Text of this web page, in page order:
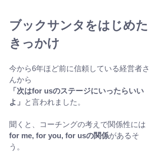
ブックサンタをはじめた
きっかけ
今から6年ほど前に信頼している経営者さ
んから
「次はfor usのステージにいったらいい
よ」 と言われました。
聞くと、コーチングの考えで関係性には
for me, for you, for usの関係があるそ
う。